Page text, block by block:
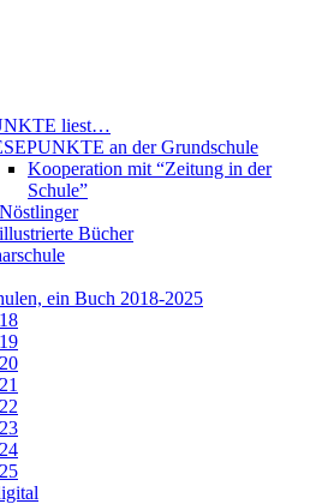
liest…
an der Grundschule
Kooperation mit “Zeitung in der
Schule”
Bücher
ein Buch 2018-2025